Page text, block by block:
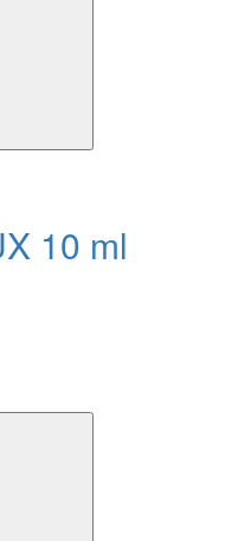
10 ml